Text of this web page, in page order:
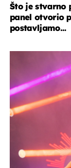
Što je stvarno
panel otvorio
postavljamo...